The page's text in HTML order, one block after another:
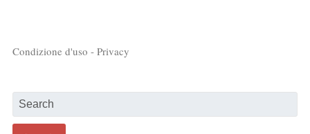
Condizione d'uso - Privacy